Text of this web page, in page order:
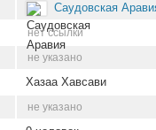
Саудовская
нет ссылки
не указано
Хазаа Хавсави
не указано